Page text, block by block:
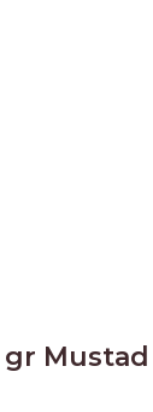
gr Mustad